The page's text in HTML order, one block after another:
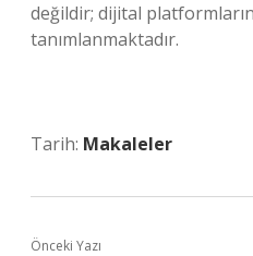
değildir; dijital
tanımlanmaktadır.
Tarih: Makaleler
Önceki Yazı